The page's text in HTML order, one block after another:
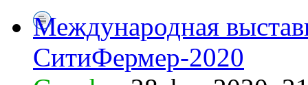
Международная
СитиФермер-2020